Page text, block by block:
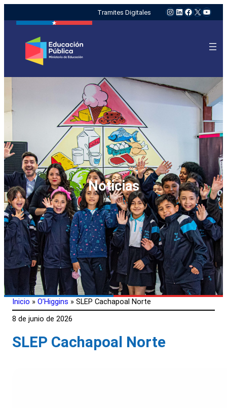
Tramites Digitales Instagram
LinkedIn
Facebook
X
Noticias
Inicio » O’Higgins » SLEP Cachapoal Norte
8 de junio de 2026
SLEP Cachapoal Norte